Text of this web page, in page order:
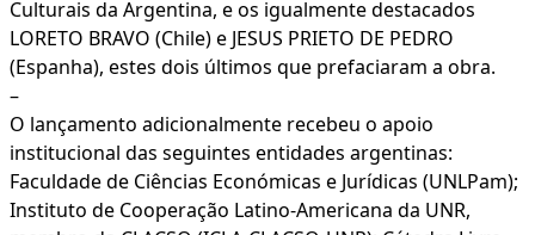
Culturais da Argentina, e os igualmente destacados
LORETO BRAVO (Chile) e JESUS ​​​​PRIETO DE PEDRO
(Espanha), estes dois últimos que prefaciaram a obra.
–
O lançamento adicionalmente recebeu o apoio
institucional das seguintes entidades argentinas:
Faculdade de Ciências Económicas e Jurídicas (UNLPam);
Instituto de Cooperação Latino-Americana da UNR,